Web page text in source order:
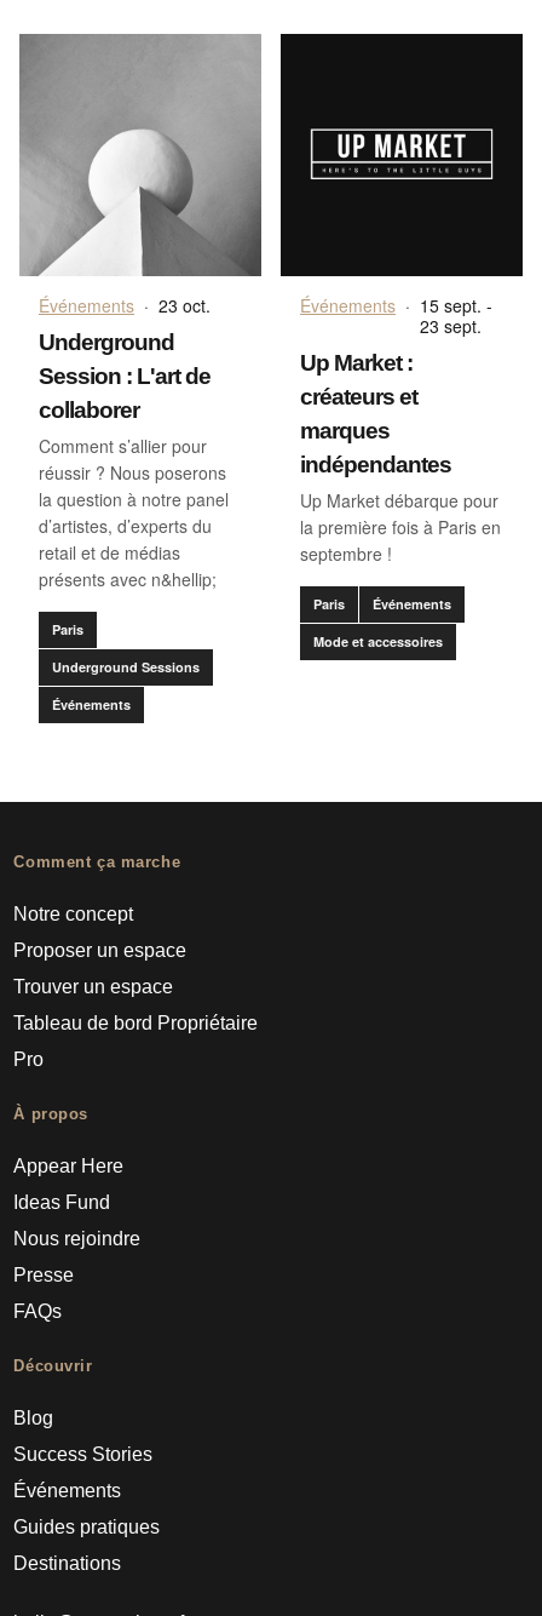
Événements · 23 oct.
Underground
Session : L'art de
collaborer
Comment s’allier pour
réussir ? Nous poserons
la question à notre panel
d’artistes, d’experts du
retail et de médias
présents avec n&hellip;
Paris
Underground Sessions
Événements
Événements · 15 sept. -
23 sept.
Up Market :
créateurs et
marques
indépendantes
Up Market débarque pour
la première fois à Paris en
septembre !
Paris Événements
Mode et accessoires
Comment ça marche
Notre concept
Proposer un espace
Trouver un espace
Tableau de bord Propriétaire
Pro
À propos
Appear Here
Ideas Fund
Nous rejoindre
Presse
FAQs
Découvrir
Blog
Success Stories
Événements
Guides pratiques
Destinations